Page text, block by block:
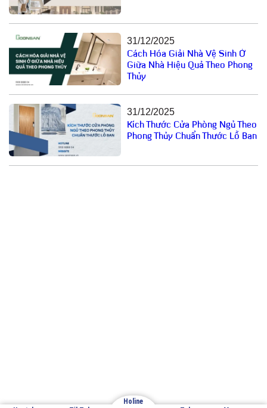
31/12/2025
Cách Hóa Giải Nhà Vệ Sinh Ở
Giữa Nhà Hiệu Quả Theo Phong
Thủy
31/12/2025
Kích Thước Cửa Phòng Ngủ Theo
Phong Thủy Chuẩn Thước Lỗ Ban
Holine